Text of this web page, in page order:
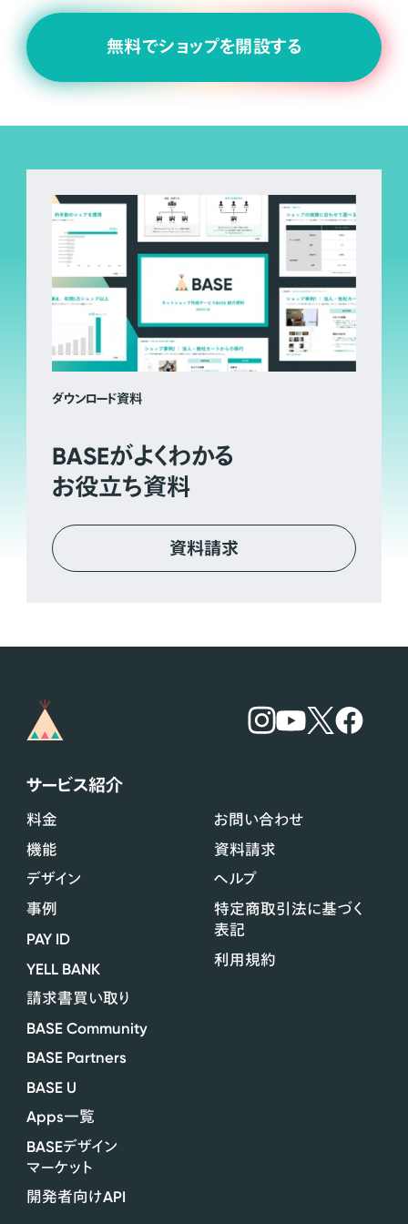
無料でショップを開設する
ダウンロード資料
BASEがよくわかる
お役立ち資料
資料請求
サービス紹介
料金
機能
デザイン
事例
PAY ID
YELL BANK
請求書買い取り
BASE Community
BASE Partners
BASE U
Apps一覧
BASEデザイン
マーケット
開発者向けAPI
お問い合わせ
資料請求
ヘルプ
特定商取引法に基づく
表記
利用規約